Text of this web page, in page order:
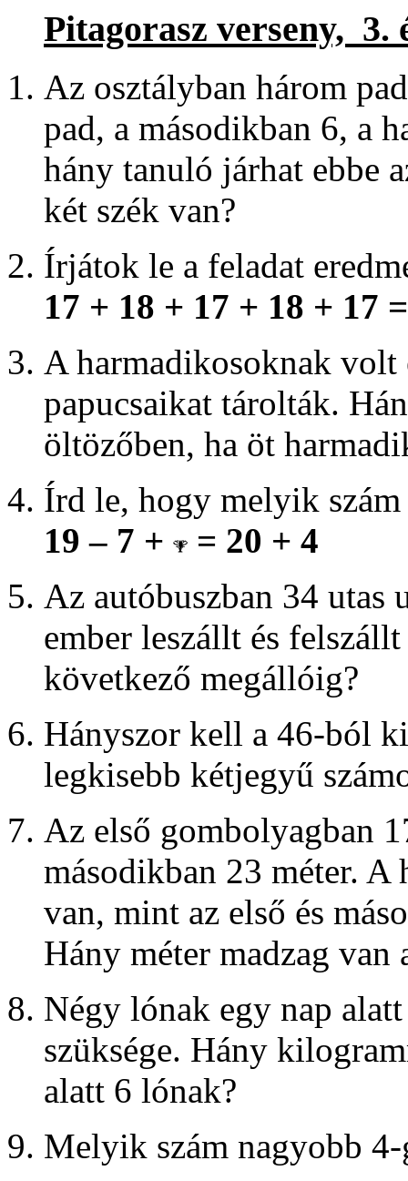
Pitagorasz verseny,
Az osztályban három
pad, a másodikban 6, a
hány tanuló járhat ebbe
két szék van?
Írjátok le a feladat
17 + 18 + 17 + 18 + 17 =
A harmadikosoknak
papucsaikat tárolták.
öltözőben, ha öt
Írd le, hogy melyik
19 – 7 +
= 20 + 4
Az autóbuszban 34 utas
ember leszállt és
következő megállóig?
Hányszor kell a 46-ból
legkisebb kétjegyű
Az első gombolyagban
másodikban 23 méter. A
van, mint az első és
Hány méter madzag van
Négy lónak egy nap
szüksége. Hány
alatt 6 lónak?
Melyik szám nagyobb